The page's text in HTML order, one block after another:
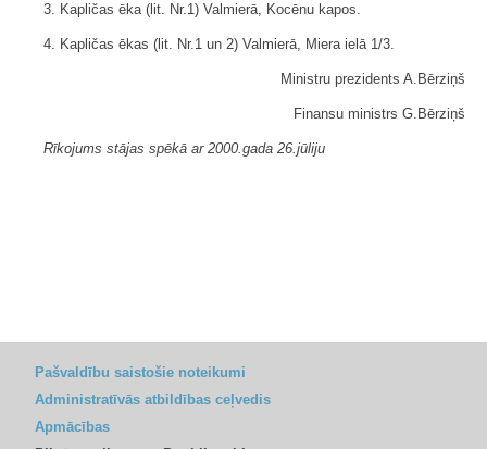
3. Kapličas ēka (lit. Nr.1) Valmierā, Kocēnu kapos.
4. Kapličas ēkas (lit. Nr.1 un 2) Valmierā, Miera ielā 1/3.
Ministru prezidents A.Bērziņš
Finansu ministrs G.Bērziņš
Rīkojums stājas spēkā ar 2000.gada 26.jūliju
Pašvaldību saistošie noteikumi
Administratīvās atbildības ceļvedis
Apmācības